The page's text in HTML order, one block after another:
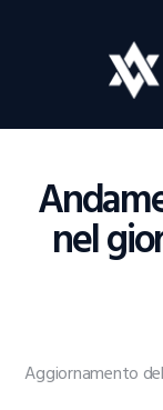
nel
Home
Borsa
Guide
Aggiornamento